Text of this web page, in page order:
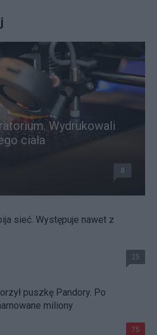
Wydrukowali
ciała
8
sieć. Występuje nawet z
25
puszkę Pandory. Po
miliony
75